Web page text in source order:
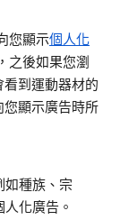
您顯示個人化
之後如果您瀏
到運動器材的
您顯示廣告時所
如種族、宗
化廣告。